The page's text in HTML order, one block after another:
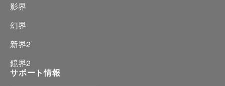
影界
幻界
新界2
鏡界2
サポート情報